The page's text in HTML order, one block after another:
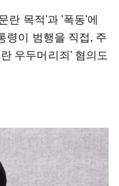
란 목적'과 '폭동'에
령이 범행을 직접, 주
우두머리죄' 혐의도